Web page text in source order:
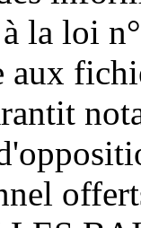
la loi
aux